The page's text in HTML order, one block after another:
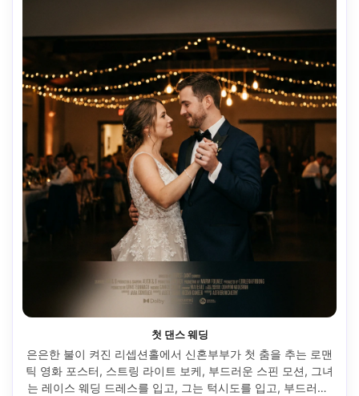
첫 댄스 웨딩
은은한 불이 켜진 리셉션홀에서 신혼부부가 첫 춤을 추는 로맨
틱 영화 포스터, 스트링 라이트 보케, 부드러운 스핀 모션, 그녀
는 레이스 웨딩 드레스를 입고, 그는 턱시도를 입고, 부드러운